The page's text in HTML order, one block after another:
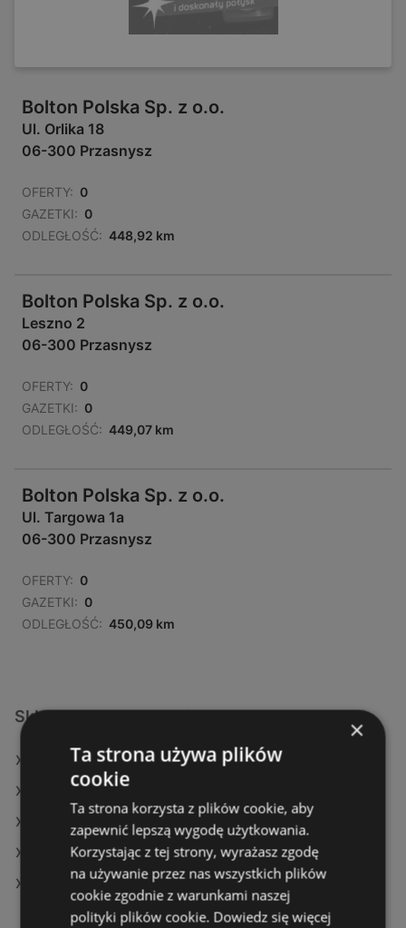
Bolton Polska Sp. z o.o.
Ul. Orlika 18
06-300 Przasnysz
OFERTY: 0
GAZETKI: 0
ODLEGŁOŚĆ: 448,92 km
Bolton Polska Sp. z o.o.
Leszno 2
06-300 Przasnysz
OFERTY: 0
GAZETKI: 0
ODLEGŁOŚĆ: 449,07 km
Bolton Polska Sp. z o.o.
Ul. Targowa 1a
06-300 Przasnysz
OFERTY: 0
GAZETKI: 0
ODLEGŁOŚĆ: 450,09 km
Sklepy Bolton Polska Sp. z o.o. w:
Bolton Polska Sp. z o.o. w Janowiec Wielkopolski
Bolton Polska Sp. z o.o. w Raszyn
Bolton Polska Sp. z o.o. w Żuromin
Bolton Polska Sp. z o.o. w Libiąż
Bolton Polska Sp. z o.o. w Olesno
×
Ta strona używa plików
cookie
Ta strona korzysta z plików cookie, aby
zapewnić lepszą wygodę użytkowania.
Korzystając z tej strony, wyrażasz zgodę
na używanie przez nas wszystkich plików
cookie zgodnie z warunkami naszej
polityki plików cookie. Dowiedz się więcej